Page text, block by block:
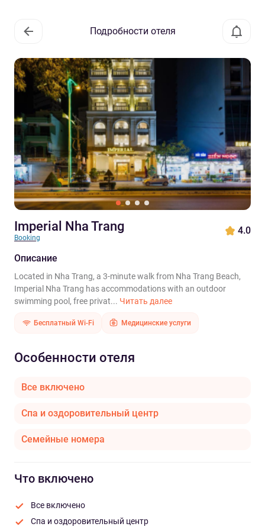
Подробности отеля
Imperial Nha Trang
Booking
4.0
Описание
Located in Nha Trang, a 3-minute walk from Nha Trang Beach,
Imperial Nha Trang has accommodations with an outdoor
swimming pool, free privat... Читать далее
Бесплатный Wi-Fi Медицинские услуги
Особенности отеля
Все включено
Спа и оздоровительный центр
Семейные номера
Что включено
Все включено
Спа и оздоровительный центр